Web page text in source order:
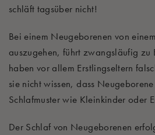
schläft tagsüber nicht!
Bei einem Neugeborenen von
auszugehen, führt zwangsläufig zu
haben vor allem Erstlingseltern
sie nicht wissen, dass
Schlafmuster wie Kleinkinder oder
Der Schlaf von Neugeborenen